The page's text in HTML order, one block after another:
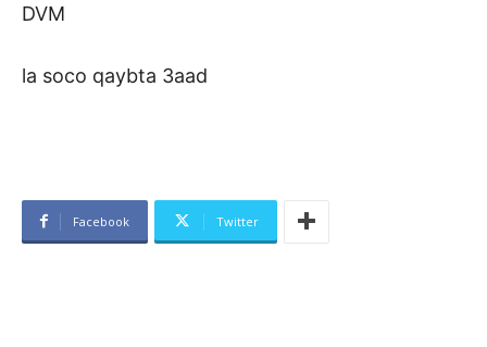
DVM
la soco qaybta 3aad
Facebook Twitter